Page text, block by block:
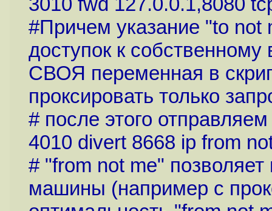
#Причем указание "to not
доступок к
СВОЯ переменная в
проксировать только
# после этого
4010 divert 8668 ip from
# "from not me"
машины (например с